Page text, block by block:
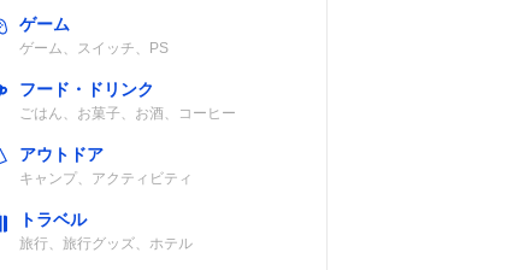
ゲーム
ゲーム、スイッチ、PS
フード・ドリンク
ごはん、お菓子、お酒、コーヒー
アウトドア
キャンプ、アクティビティ
トラベル
旅行、旅行グッズ、ホテル